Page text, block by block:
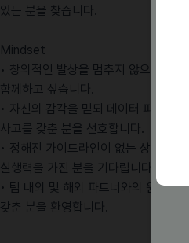
있는 분을 찾습니다.
Mindset
• 창의적인 발상을 멈추지 않으면서
함께하고 싶습니다.
• 자신의 감각을 믿되 데이터 피드백
사고를 갖춘 분을 선호합니다.
• 정해진 가이드라인이 없는 상황에서
실행력을 가진 분을 기다립니다.
• 팀 내외 및 해외 파트너와의 원활한
갖춘 분을 환영합니다.